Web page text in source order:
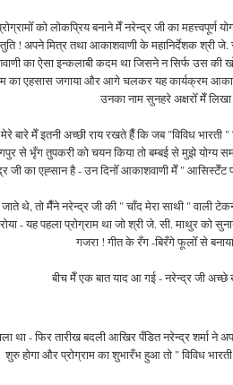
को लोकप्रिय बनाने मेँ नरेन्द्र जी का महत्त्वपूर्ण
! अपने मित्र तथा आकाशवाणी के महानिर्देशक श्री
का ऐसा इन्कलाबी कदम था जिसने न सिर्फ उस
का एहसास जगाया और आगे चलकर यह कार्यक्रम
उनका नाम सुनहरे अक्षरोँ मेँ लिखा
बारे मेँ इतनी अच्छी राय रखते हैँ कि जब "विविध
से भृँग तुपकरी को चयन किया तो बम्बई से मुझे योग्य
जी का एह्सान है - उन दिनोँ आकाशवाणी मेँ " आसिस्टेँट
थे, तो मैँने नरेन्द्र जी की " चाँद मेरा साथी " वाली
- यह पहला प्रोग्राम था जो श्री जे. सी. माथुर को
गजरा ! गीत के रँग -बिरँगे फूलोँ से
बीच मेँ एक बात याद आ गई - नरेन्द्र जी अच्छे
था - फिर तारीख बदली आखिर पँडित नरेन्द्र शर्मा ने
शुरु होगा और प्रोग्राम का शुभारँभ हुआ तो " विविध